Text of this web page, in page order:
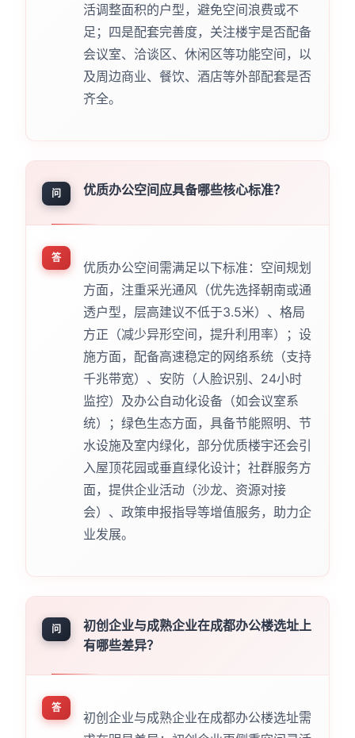
活调整面积的户型，避免空间浪费或不
足；四是配套完善度，关注楼宇是否配备
会议室、洽谈区、休闲区等功能空间，以
及周边商业、餐饮、酒店等外部配套是否
齐全。
问 优质办公空间应具备哪些核心标准？
答
优质办公空间需满足以下标准：空间规划
方面，注重采光通风（优先选择朝南或通
透户型，层高建议不低于3.5米）、格局
方正（减少异形空间，提升利用率）；设
施方面，配备高速稳定的网络系统（支持
千兆带宽）、安防（人脸识别、24小时
监控）及办公自动化设备（如会议室系
统）；绿色生态方面，具备节能照明、节
水设施及室内绿化，部分优质楼宇还会引
入屋顶花园或垂直绿化设计；社群服务方
面，提供企业活动（沙龙、资源对接
会）、政策申报指导等增值服务，助力企
业发展。
问
初创企业与成熟企业在成都办公楼选址上
有哪些差异？
答
初创企业与成熟企业在成都办公楼选址需